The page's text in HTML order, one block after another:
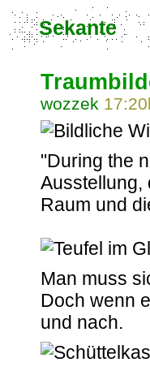
Sekante
wozzek
"During the
Ausstellung,
Raum und
Man muss
Doch wenn
und nach.